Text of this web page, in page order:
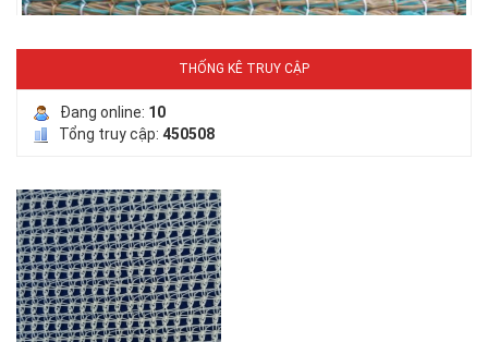
LƯỚI NUÔI TRỒNG HẢI SẢN
LƯỚI CHE NẮNG
THỐNG KÊ TRUY CẬP
Đang online: 10
Tổng truy cập: 450508